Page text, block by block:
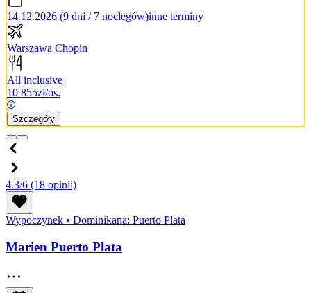
14.12.2026 (9 dni / 7 noclegów)inne terminy
Warszawa Chopin
All inclusive
10 855zł/os.
Szczegóły
4.3/6 (18 opinii)
Wypoczynek • Dominikana: Puerto Plata
Marien Puerto Plata